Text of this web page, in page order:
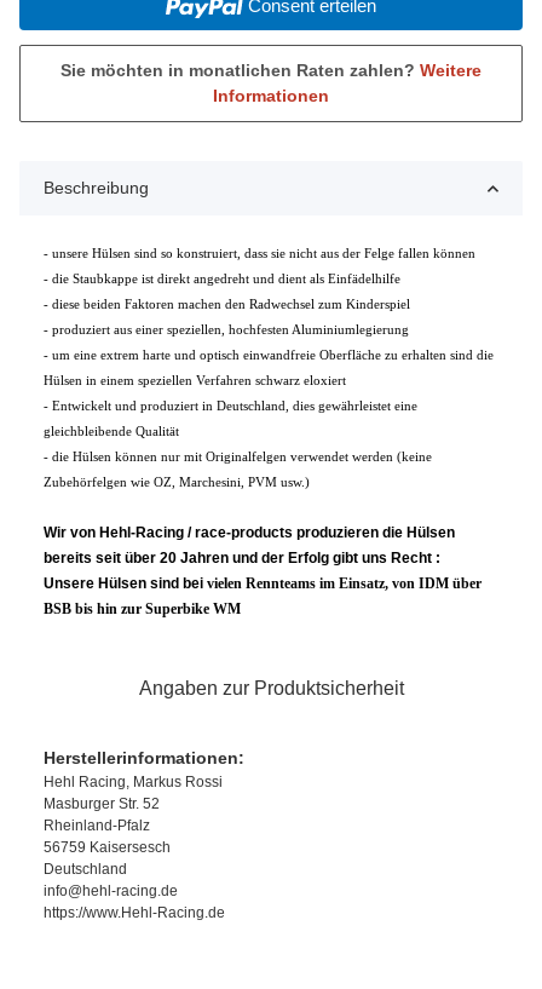
Consent erteilen
Sie möchten in monatlichen Raten zahlen? Weitere
Informationen
Beschreibung
- unsere Hülsen sind so konstruiert, dass sie nicht aus der Felge fallen können
- die Staubkappe ist direkt angedreht und dient als Einfädelhilfe
- diese beiden Faktoren machen den Radwechsel zum Kinderspiel
- produziert aus einer speziellen, hochfesten Aluminiumlegierung
- um eine extrem harte und optisch einwandfreie Oberfläche zu erhalten sind die
Hülsen in einem speziellen Verfahren schwarz eloxiert
- Entwickelt und produziert in Deutschland, dies gewährleistet eine
gleichbleibende Qualität
- die Hülsen können nur mit Originalfelgen verwendet werden (keine
Zubehörfelgen wie OZ, Marchesini, PVM usw.)
Wir von Hehl-Racing / race-products produzieren die Hülsen
bereits seit über 20 Jahren und der Erfolg gibt uns Recht :
Unsere Hülsen sind bei vielen Rennteams im Einsatz, von IDM über
BSB bis hin zur Superbike WM
Angaben zur Produktsicherheit
Herstellerinformationen:
Hehl Racing, Markus Rossi
Masburger Str. 52
Rheinland-Pfalz
56759 Kaisersesch
Deutschland
info@hehl-racing.de
https://www.Hehl-Racing.de